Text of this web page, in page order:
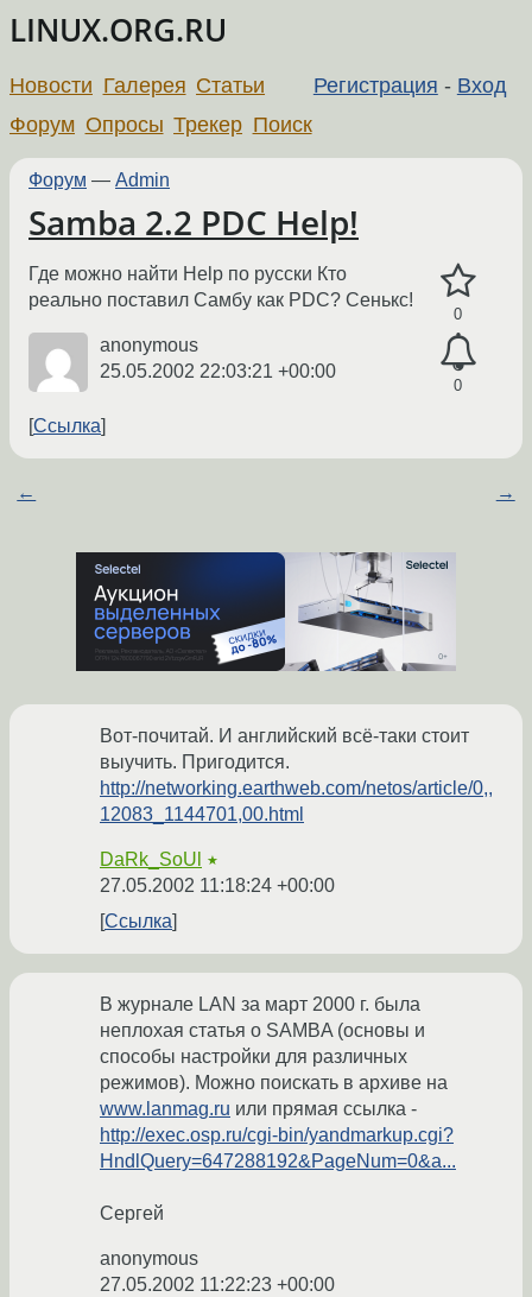
LINUX.ORG.RU
Регистрация - Вход
Новости Галерея Статьи
Форум Опросы Трекер Поиск
Форум — Admin
Samba 2.2 PDC Help!
0
0
Где можно найти Help по русски Кто
реально поставил Самбу как PDC? Сенькс!
anonymous
25.05.2002 22:03:21 +00:00
Ссылка
← →
Вот-почитай. И английский всё-таки стоит
выучить. Пригодится.
http://networking.earthweb.com/netos/article/0,,
12083_1144701,00.html
DaRk_SoUl ★
27.05.2002 11:18:24 +00:00
Ссылка
В журнале LAN за март 2000 г. была
неплохая статья о SAMBA (основы и
способы настройки для различных
режимов). Можно поискать в архиве на
www.lanmag.ru или прямая ссылка -
http://exec.osp.ru/cgi-bin/yandmarkup.cgi?
HndlQuery=647288192&PageNum=0&a...
Сергей
anonymous
27.05.2002 11:22:23 +00:00